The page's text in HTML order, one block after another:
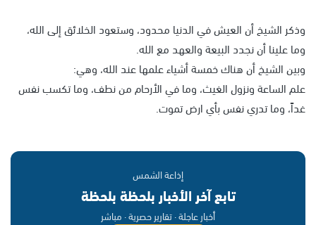
وذكر الشيخ أن العيش في الدنيا محدود، وستعود الخلائق إلى الله،
وما علينا أن نجدد البيعة والعهد مع الله.
وبين الشيخ أن هناك خمسة أشياء علمها عند الله، وهي:
علم الساعة ونزول الغيث، وما في الأرحام من نطف، وما تكسب نفس
غداً، وما تدري نفس بأي ارض تموت.
إذاعة الشمس
تابع آخر الأخبار بلحظة بلحظة
أخبار عاجلة · تقارير حصرية · مباشر